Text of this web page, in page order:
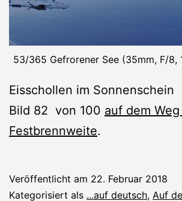
53/365 Gefrorener See (35mm, F/8,
Eisschollen im Sonnenschein
Bild 82 von 100 auf dem
Festbrennweite.
Veröffentlicht am 22. Februar 2018
Kategorisiert als ...auf deutsch, Auf